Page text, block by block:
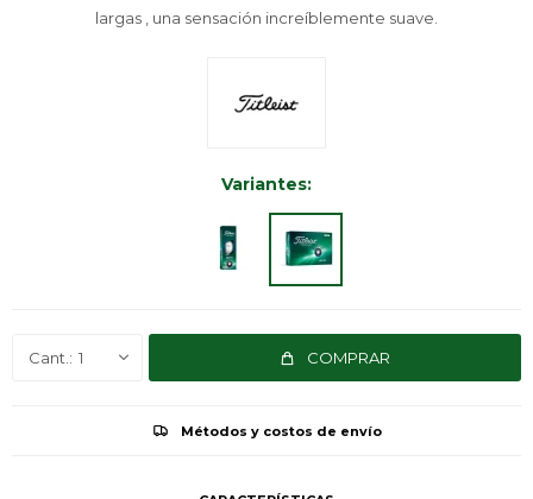
largas , una sensación increíblemente suave.
Variantes:
1 COMPRAR
Métodos y costos de envío